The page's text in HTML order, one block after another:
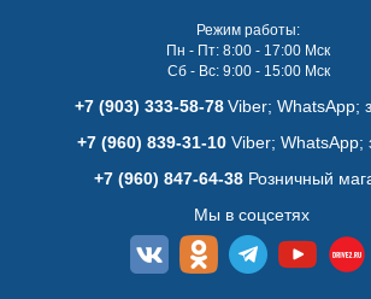
Режим работы:
Пн - Пт: 8:00 - 17:00 Мск
Сб - Вс: 9:00 - 15:00 Мск
+7 (903) 333-58-78 Viber; WhatsАpp;
+7 (960) 839-31-10Viber; WhatsАpp;
+7 (960) 847-64-38 Розничный
Мы в соцсетях